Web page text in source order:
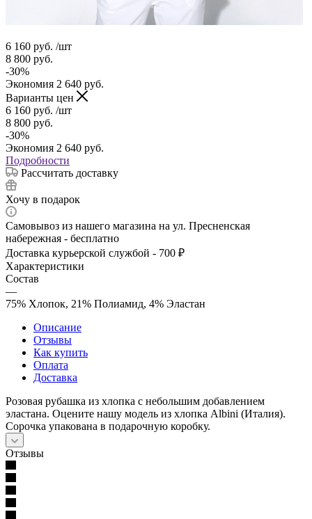
6 160 руб. /шт
8 800 руб.
-30%
Экономия 2 640 руб.
Варианты цен
6 160 руб. /шт
8 800 руб.
-30%
Экономия 2 640 руб.
Подробности
Рассчитать доставку
Хочу в подарок
Самовывоз из нашего магазина на ул. Пресненская
набережная - бесплатно
Доставка курьерской службой - 700 ₽
Характеристики
Состав
—
75% Хлопок, 21% Полиамид, 4% Эластан
Описание
Отзывы
Как купить
Оплата
Доставка
Розовая рубашка из хлопка с небольшим добавлением
эластана. Оцените нашу модель из хлопка Albini (Италия).
Сорочка упакована в подарочную коробку.
Отзывы